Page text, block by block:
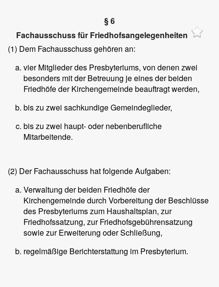
§ 6
Fachausschuss für Friedhofsangelegenheiten
(1) Dem Fachausschuss gehören an:
vier Mitglieder des Presbyteriums, von denen zwei
besonders mit der Betreuung je eines der beiden
Friedhöfe der Kirchengemeinde beauftragt werden,
bis zu zwei sachkundige Gemeindeglieder,
bis zu zwei haupt- oder nebenberufliche
Mitarbeitende.
(2) Der Fachausschuss hat folgende Aufgaben:
Verwaltung der beiden Friedhöfe der
Kirchengemeinde durch Vorbereitung der Beschlüsse
des Presbyteriums zum Haushaltsplan, zur
Friedhofssatzung, zur Friedhofsgebührensatzung
sowie zur Erweiterung oder Schließung,
regelmäßige Berichterstattung im Presbyterium.